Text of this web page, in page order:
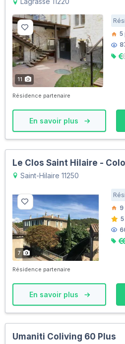
11
5
Résidence partenaire
En savoir plus
Le Clos Saint Hilaire -
Saint-Hilaire 11250
7
9
5
Résidence partenaire
En savoir plus
Umaniti Coliving 60 Plus